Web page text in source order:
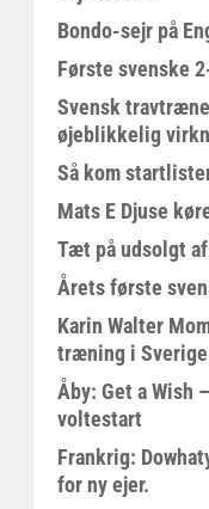
Bondo-sejr på
Første svenske
Svensk
øjeblikkelig
Så kom
Mats E Djuse
Tæt på udsolgt
Årets første
Karin Walter
træning i Sverige
Åby: Get a Wish
voltestart
Frankrig:
for ny ejer.